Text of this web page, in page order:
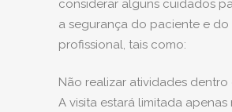
considerar alguns cuidados
a segurança do paciente e do
profissional, tais como:
Não realizar atividades dentro
A visita estará limitada apenas